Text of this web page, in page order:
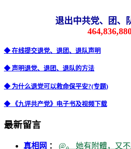
退出中共党、团、
◆ 在线提交退党、退团、退队声明
◆ 声明退党、退团、退队的方法
◆ 为什么退党可以救命保平安?(专题)
◆ 《九评共产党》电子书及视频下载
最新留言
真相网 ： @。 她有附體，又